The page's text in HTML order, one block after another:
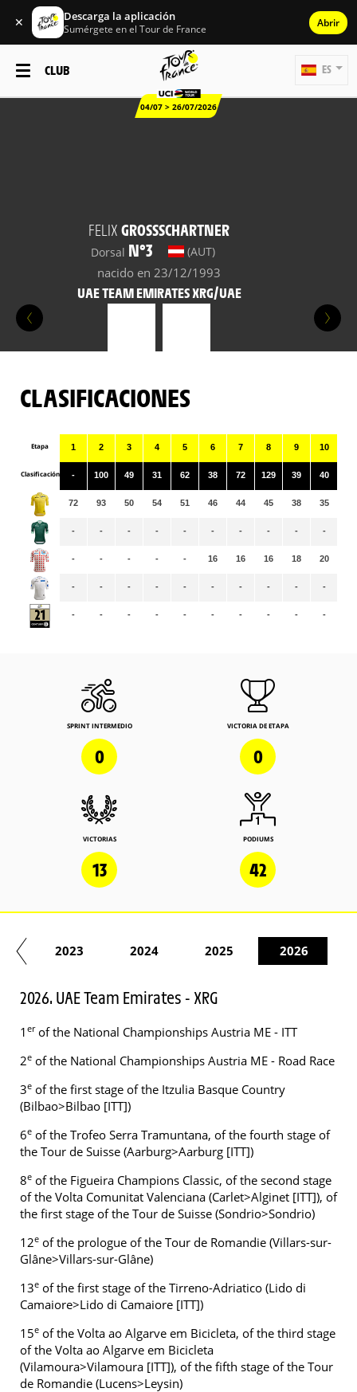
✕ Descarga la aplicación
Sumérgete en el Tour de France Abrir
CLUB
04/07 > 26/07/2026
ES
FELIX GROSSSCHARTNER
Dorsal N°3 (AUT)
nacido en 23/12/1993
UAE TEAM EMIRATES XRG/UAE
CLASIFICACIONES
Etapa
Clasificación
1
-
72
-
-
-
-
2
100
93
-
-
-
-
3
49
50
-
-
-
-
4
31
54
-
-
-
-
5
62
51
-
-
-
-
6
38
46
-
16
-
-
7
72
44
-
16
-
-
8
129
45
-
16
-
-
9
39
38
-
18
-
-
10
40
35
-
20
-
-
SPRINT INTERMEDIO
0
VICTORIA DE ETAPA
0
VICTORIAS
13
PODIUMS
42
2023 2024 2025 2026
2026. UAE Team Emirates - XRG
1 erof the National Championships Austria ME - ITT
2e of the National Championships Austria ME - Road Race
3e of the first stage of the Itzulia Basque Country
(Bilbao>Bilbao [ITT])
6e of the Trofeo Serra Tramuntana, of the fourth stage of
the Tour de Suisse (Aarburg>Aarburg [ITT])
8e of the Figueira Champions Classic, of the second stage
of the Volta Comunitat Valenciana (Carlet>Alginet [ITT]), of
the first stage of the Tour de Suisse (Sondrio>Sondrio)
12e of the prologue of the Tour de Romandie (Villars-sur-
Glâne>Villars-sur-Glâne)
13e of the first stage of the Tirreno-Adriatico (Lido di
Camaiore>Lido di Camaiore [ITT])
15e of the Volta ao Algarve em Bicicleta, of the third stage
of the Volta ao Algarve em Bicicleta
(Vilamoura>Vilamoura [ITT]), of the fifth stage of the Tour
de Romandie (Lucens>Leysin)